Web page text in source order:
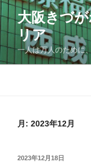
コ
ン
テ
ン
ツ
大阪きづ
リア
一人は万人のために
月: 2023年12月
投
2023年12月18日